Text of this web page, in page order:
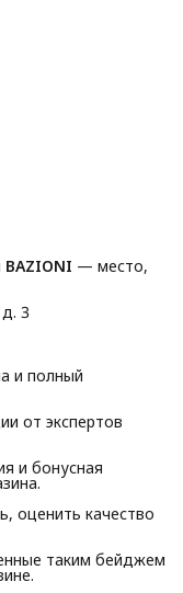
BAZIONI — место,
3
и полный
от экспертов
и бонусная
оценить качество
таким бейджем